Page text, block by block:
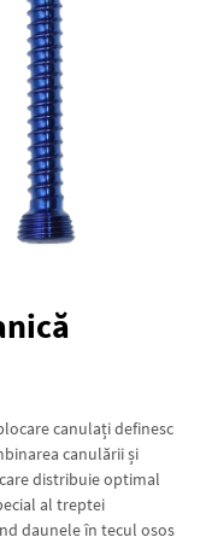
canulați definesc
canulării și
distribuie optimal
al treptei
daunele în tecul osos